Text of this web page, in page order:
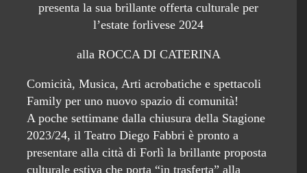
presenta la sua brillante offerta culturale per
l’estate forlivese 2024
alla ROCCA DI CATERINA
Comicità, Musica, Arti acrobatiche e spettacoli
Family per uno nuovo spazio di comunità!
A poche settimane dalla chiusura della Stagione
2023/24, il Teatro Diego Fabbri è pronto a
presentare alla città di Forlì la brillante proposta
culturale estiva che porta “in trasferta” alla